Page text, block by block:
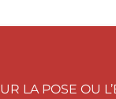
LA POSE OU